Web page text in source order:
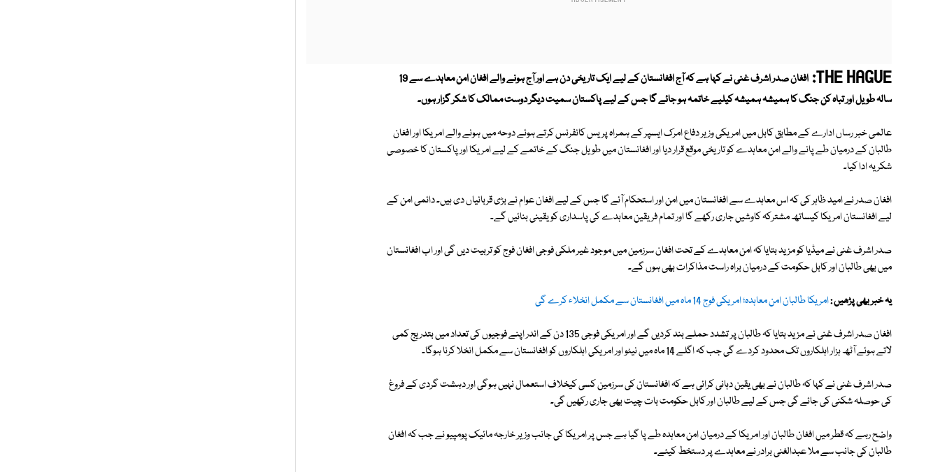
THE HAGUE:
افغان صدر اشرف غنی نے کہا ہے کہ آج افغانستان کے لیے ایک تاریخی دن ہے اور آج ہونے والے افغان امن معاہدے سے 19
سالہ طویل اور تباہ کن جنگ کا ہمیشہ ہمیشہ کیلیے خاتمہ ہو جائے گا جس کے لیے پاکستان سمیت دیگر دوست ممالک کا شکر گزار ہوں۔
عالمی خبر رساں ادارے کے مطابق کابل میں امریکی وزیر دفاع امرک ایسپر کے ہمراہ پریس کانفرنس کرتے ہوئے دوحہ میں ہونے والے امریکا اور افغان
طالبان کے درمیان طے پانے والے امن معاہدے کو تاریخی موقع قرار دیا اور افغانستان میں طویل جنگ کے خاتمے کے لیے امریکا اور پاکستان کا خصوصی
شکریہ ادا کیا۔
افغان صدر نے امید ظاہر کی کہ اس معاہدے سے افغانستان میں امن اور استحکام آئے گا جس کے لیے افغان عوام نے بڑی قربانیاں دی ہیں۔ دائمی امن کے
لیے افغانستان امریکا کیساتھ مشترکہ کاوشیں جاری رکھے گا اور تمام فریقین معاہدے کی پاسداری کو یقینی بنائیں گے۔
صدر اشرف غنی نے میڈیا کو مزید بتایا کہ امن معاہدے کے تحت افغان سرزمین میں موجود غیر ملکی فوجی افغان فوج کو تربیت دیں گی اور اب افغانستان
میں بھی طالبان اور کابل حکومت کے درمیان براہ راست مذاکرات بھی ہوں گے۔
یہ خبر بھی پڑھیں :امریکا طالبان امن معاہدہ؛ امریکی فوج 14 ماہ میں افغانستان سے مکمل انخلاء کرے گی
افغان صدر اشرف غنی نے مزید بتایا کہ طالبان پر تشدد حملے بند کردیں گے اور امریکی فوجی 135 دن کے اندر اپنے فوجیوں کی تعداد میں بتدریج کمی
لاتے ہوئے آٹھ ہزار اہلکاروں تک محدود کردے گی جب کہ اگلے 14 ماہ میں نیٹو اور امریکی اہلکاروں کو افغانستان سے مکمل انخلا کرنا ہوگا۔
صدر اشرف غنی نے کہا کہ طالبان نے بھی یقین دہانی کرائی ہے کہ افغانستان کی سرزمین کسی کیخلاف استعمال نہیں ہوگی اور دہشت گردی کے فروغ
کی حوصلہ شکنی کی جائے گی جس کے لیے طالبان اور کابل حکومت بات چیت بھی جاری رکھیں گی۔
واضح رہے کہ قطر میں افغان طالبان اور امریکا کے درمیان امن معاہدہ طے پا گیا ہے جس پر امریکا کی جانب وزیر خارجہ مائیک پومپیو نے جب کہ افغان
طالبان کی جانب سے ملا عبدالغنی برادر نے معاہدے پر دستخط کیئے۔